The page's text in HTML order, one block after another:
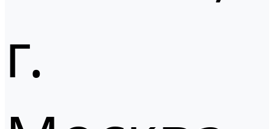
г.